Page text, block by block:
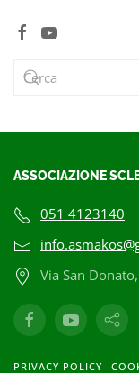
ASSOCIAZIONE
051 4123140
Via San
PRIVACY POLICY